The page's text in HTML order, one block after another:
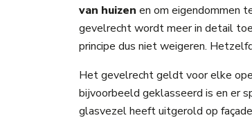
van huizen en om eigendommen
gevelrecht wordt meer in detail
principe dus niet weigeren.
Het gevelrecht geldt voor elke
bijvoorbeeld geklasseerd is en er
glasvezel heeft uitgerold op